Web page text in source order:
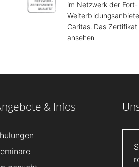
im Netzwerk der Fort-
Caritas. Das Zertifikat
ansehen
& Infos